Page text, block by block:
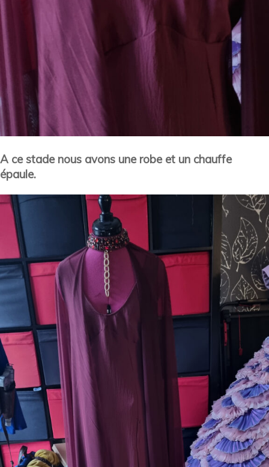
A ce stade nous avons une robe et un chauffe
épaule.